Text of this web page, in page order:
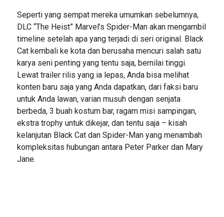
Seperti yang sempat mereka umumkan sebelumnya,
DLC “The Heist” Marvel’s Spider-Man akan mengambil
timeline setelah apa yang terjadi di seri original. Black
Cat kembali ke kota dan berusaha mencuri salah satu
karya seni penting yang tentu saja, bernilai tinggi.
Lewat trailer rilis yang ia lepas, Anda bisa melihat
konten baru saja yang Anda dapatkan, dari faksi baru
untuk Anda lawan, varian musuh dengan senjata
berbeda, 3 buah kostum bar, ragam misi sampingan,
ekstra trophy untuk dikejar, dan tentu saja – kisah
kelanjutan Black Cat dan Spider-Man yang menambah
kompleksitas hubungan antara Peter Parker dan Mary
Jane.